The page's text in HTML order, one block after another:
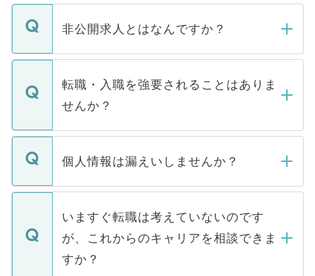
ご登録いただきましたら、弊社担当者がご
登録内容を確認し、その後メールもしくは
ます。通常、5営業日以内にはご連絡をせて
いただきますので、しばらくお待ちくださ
非公開求人とはなんですか？
マイナビDOCTORで取り扱っている求人の
うち約3割は、Webサイトからご覧いただ
けない「非公開求人」です。非公開求人は
下記の理由によって、一般には公開してい
ません。
■応募殺到を避けるため 人気のある医療機
関を公にしてしまうと、応募が殺到する場
に、医療機関が求める条件に合った人材の
みを人材紹介会社に依頼するケースが増え
ています。
転職・入職を強要されることはありま
せんか？
転職・入職を強要することは一切ありませ
ん。また、仮に応募先から内定をいただい
定を承諾する必要はありません。内定先へ
の辞退の連絡はキャリアパートナーが行い
個人情報は漏えいしませんか？
個人情報が漏えいすることはありませんの
で、ご安心ください。当サイトからの登録
などで収集したご登録者様の個人情報は、
ご本人のキャリアアップおよび転職活動の
支援を目的に使用いたします。お預かりし
いますぐ転職は考えていないのです
が、これからのキャリアを相談できま
すか？